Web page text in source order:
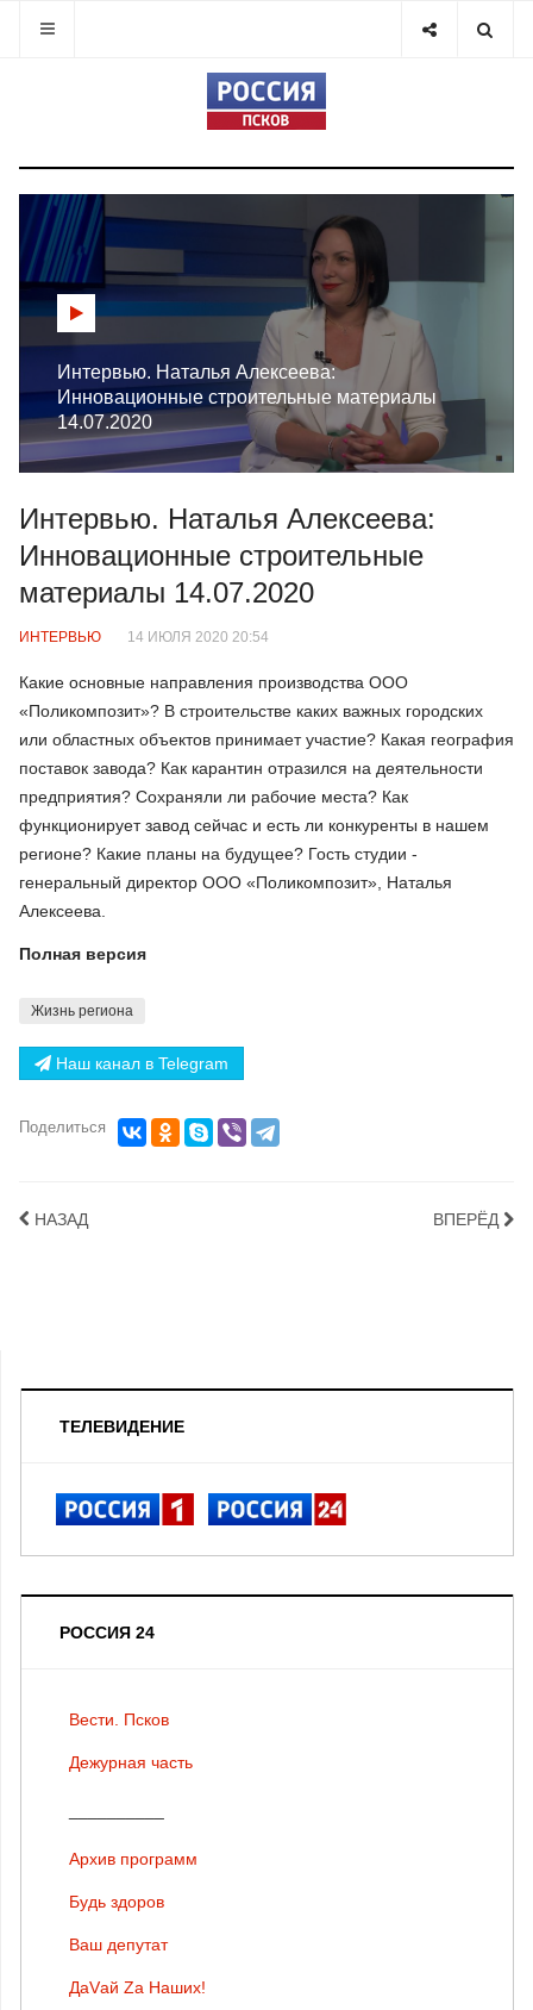
Интервью. Наталья Алексеева:
Инновационные строительные материалы
14.07.2020
Интервью. Наталья Алексеева:
Инновационные строительные
материалы 14.07.2020
ИНТЕРВЬЮ 14 ИЮЛЯ 2020 20:54
Какие основные направления производства ООО
«Поликомпозит»? В строительстве каких важных городских
или областных объектов принимает участие? Какая география
поставок завода? Как карантин отразился на деятельности
предприятия? Сохраняли ли рабочие места? Как
функционирует завод сейчас и есть ли конкуренты в нашем
регионе? Какие планы на будущее? Гость студии -
генеральный директор ООО «Поликомпозит», Наталья
Алексеева.
Полная версия
Жизнь региона
Наш канал в Telegram
Поделиться
НАЗАД ВПЕРЁД
ТЕЛЕВИДЕНИЕ
РОССИЯ 24
Вести. Псков
Дежурная часть
Архив программ
Будь здоров
Ваш депутат
ДаVай Zа Наших!